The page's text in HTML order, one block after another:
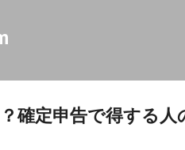
確定申告で得する